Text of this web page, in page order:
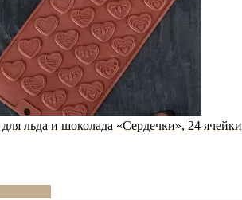
льда и шоколада «Сердечки», 24 ячейки